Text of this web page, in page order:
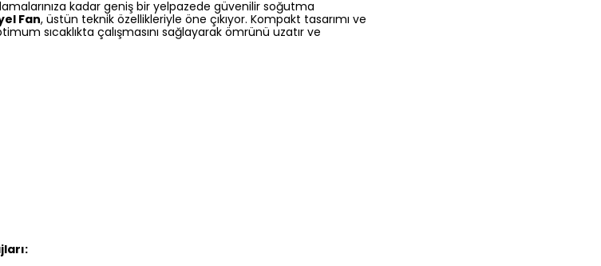
kadar geniş bir yelpazede güvenilir soğutma
Fan, üstün teknik özellikleriyle öne çıkıyor. Kompakt tasarımı ve
sıcaklıkta çalışmasını sağlayarak ömrünü uzatır ve